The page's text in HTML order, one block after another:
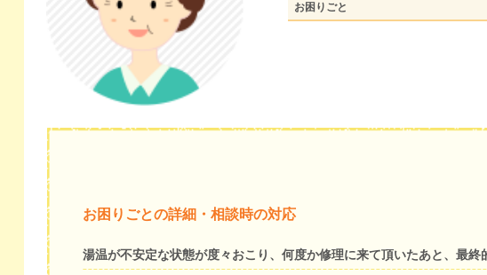
お困りごと
お困りごとの詳細・相談時の対応
湯温が不安定な状態が度々おこり、何度か修理に来て頂いたあと、最